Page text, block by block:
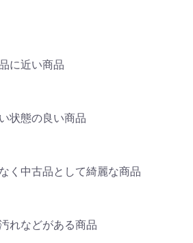
に近い商品
状態の良い商品
く中古品として綺麗な商品
れなどがある商品